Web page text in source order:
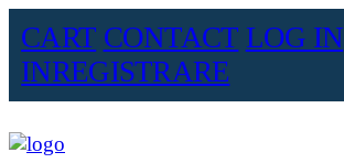
CART CONTACT LOG IN
INREGISTRARE